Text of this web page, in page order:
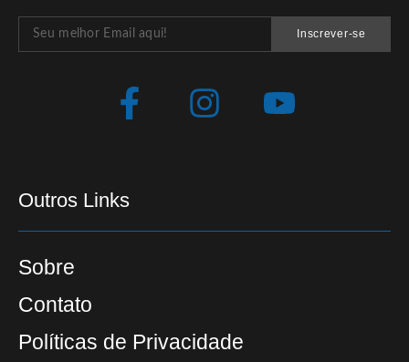
Inscrever-se
Outros Links
Sobre
Contato
Políticas de Privacidade